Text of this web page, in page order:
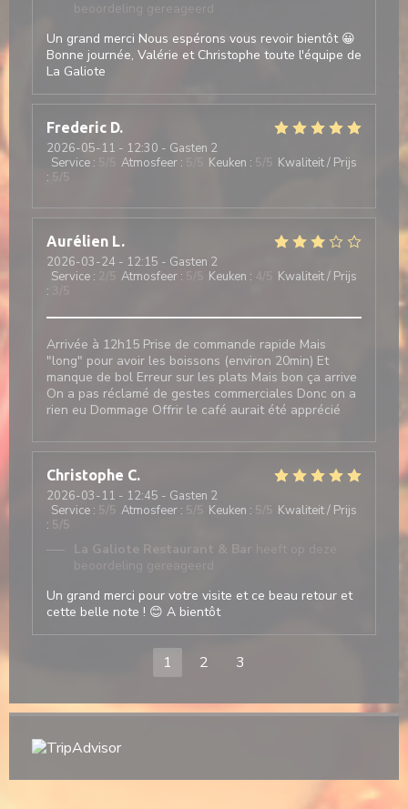
beoordeling gereageerd
Un grand merci Nous espérons vous revoir bientôt 😀
Bonne journée, Valérie et Christophe toute l'équipe de
La Galiote
Frederic D
2026-05-11 - 12:30 - Gasten 2
Service : Atmosfeer : Keuken : 5 /5 Kwaliteit / Prijs
:
Aurélien L
2026-03-24 - 12:15 - Gasten 2
Service : Atmosfeer : Keuken :
Kwaliteit / Prijs
:
Arrivée à 12h15 Prise de commande rapide Mais
"long" pour avoir les boissons (environ 20min) Et
manque de bol Erreur sur les plats Mais bon ça arrive
On a pas réclamé de gestes commerciales Donc on a
rien eu Dommage Offrir le café aurait été apprécié
Christophe C
2026-03-11 - 12:45 - Gasten 2
Service : 5 /5 Atmosfeer : 5 /5 Keuken :
Kwaliteit / Prijs
: 5 /5
La Galiote Restaurant & Bar heeft op deze
beoordeling gereageerd
Un grand merci pour votre visite et ce beau retour et
cette belle note ! 😊 A bientôt
1 2 3